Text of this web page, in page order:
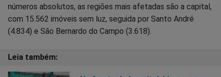
números absolutos, as regiões mais afetadas são a capital,
com 15.562 imóveis sem luz, seguida por Santo André
(4.834) e São Bernardo do Campo (3.618).